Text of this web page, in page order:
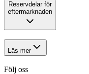
Reservdelar för
eftermarknaden
Läs mer
Följ oss